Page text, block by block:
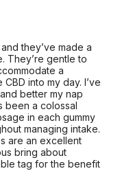
they’ve made a
They’re gentle to
a
into my day. I’ve
better my nap
been a colossal
in each gummy
managing intake.
are an excellent
bring about
tag for the benefit